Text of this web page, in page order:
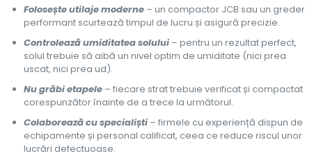
Folosește utilaje moderne – un compactor JCB sau un greder
performant scurtează timpul de lucru și asigură precizie.
Controlează umiditatea solului – pentru un rezultat perfect,
solul trebuie să aibă un nivel optim de umiditate (nici prea
uscat, nici prea ud).
Nu grăbi etapele – fiecare strat trebuie verificat și compactat
corespunzător înainte de a trece la următorul.
Colaborează cu specialiști – firmele cu experiență dispun de
echipamente și personal calificat, ceea ce reduce riscul unor
lucrări defectuoase.